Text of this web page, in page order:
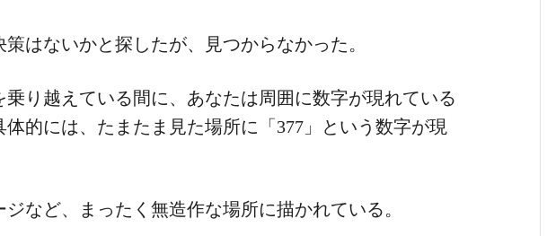
はないかと探したが、見つからなかった。
り越えている間に、あなたは周囲に数字が現れている
的には、たまたま見た場所に「377」という数字が現
など、まったく無造作な場所に描かれている。